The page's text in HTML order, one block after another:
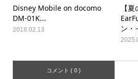
Disney Mobile on docomo
DM-01K...
2018.02.13
【
ン・
コメント ( 0 )